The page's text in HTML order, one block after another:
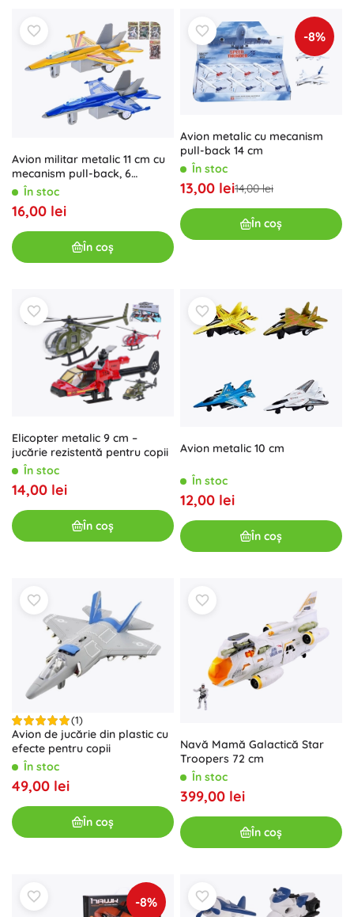
Avion militar metalic 11 cm cu
mecanism pull-back, 6
modele
În stoc
16,00 lei
În coș
-8%
Avion metalic cu mecanism
pull-back 14 cm
În stoc
13,00 lei14,00 lei
În coș
Elicopter metalic 9 cm –
jucărie rezistentă pentru copii
În stoc
14,00 lei
În coș
Avion metalic 10 cm
În stoc
12,00 lei
În coș
(1)
Avion de jucărie din plastic cu
efecte pentru copii
În stoc
49,00 lei
În coș
Navă Mamă Galactică Star
Troopers 72 cm
În stoc
399,00 lei
În coș
-8%